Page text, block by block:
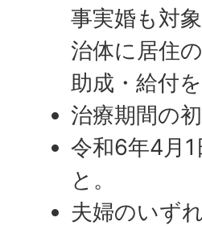
事実婚も対
治体に居住
助成・給付
治療期間の
令和6年4月
と。
夫婦のいず